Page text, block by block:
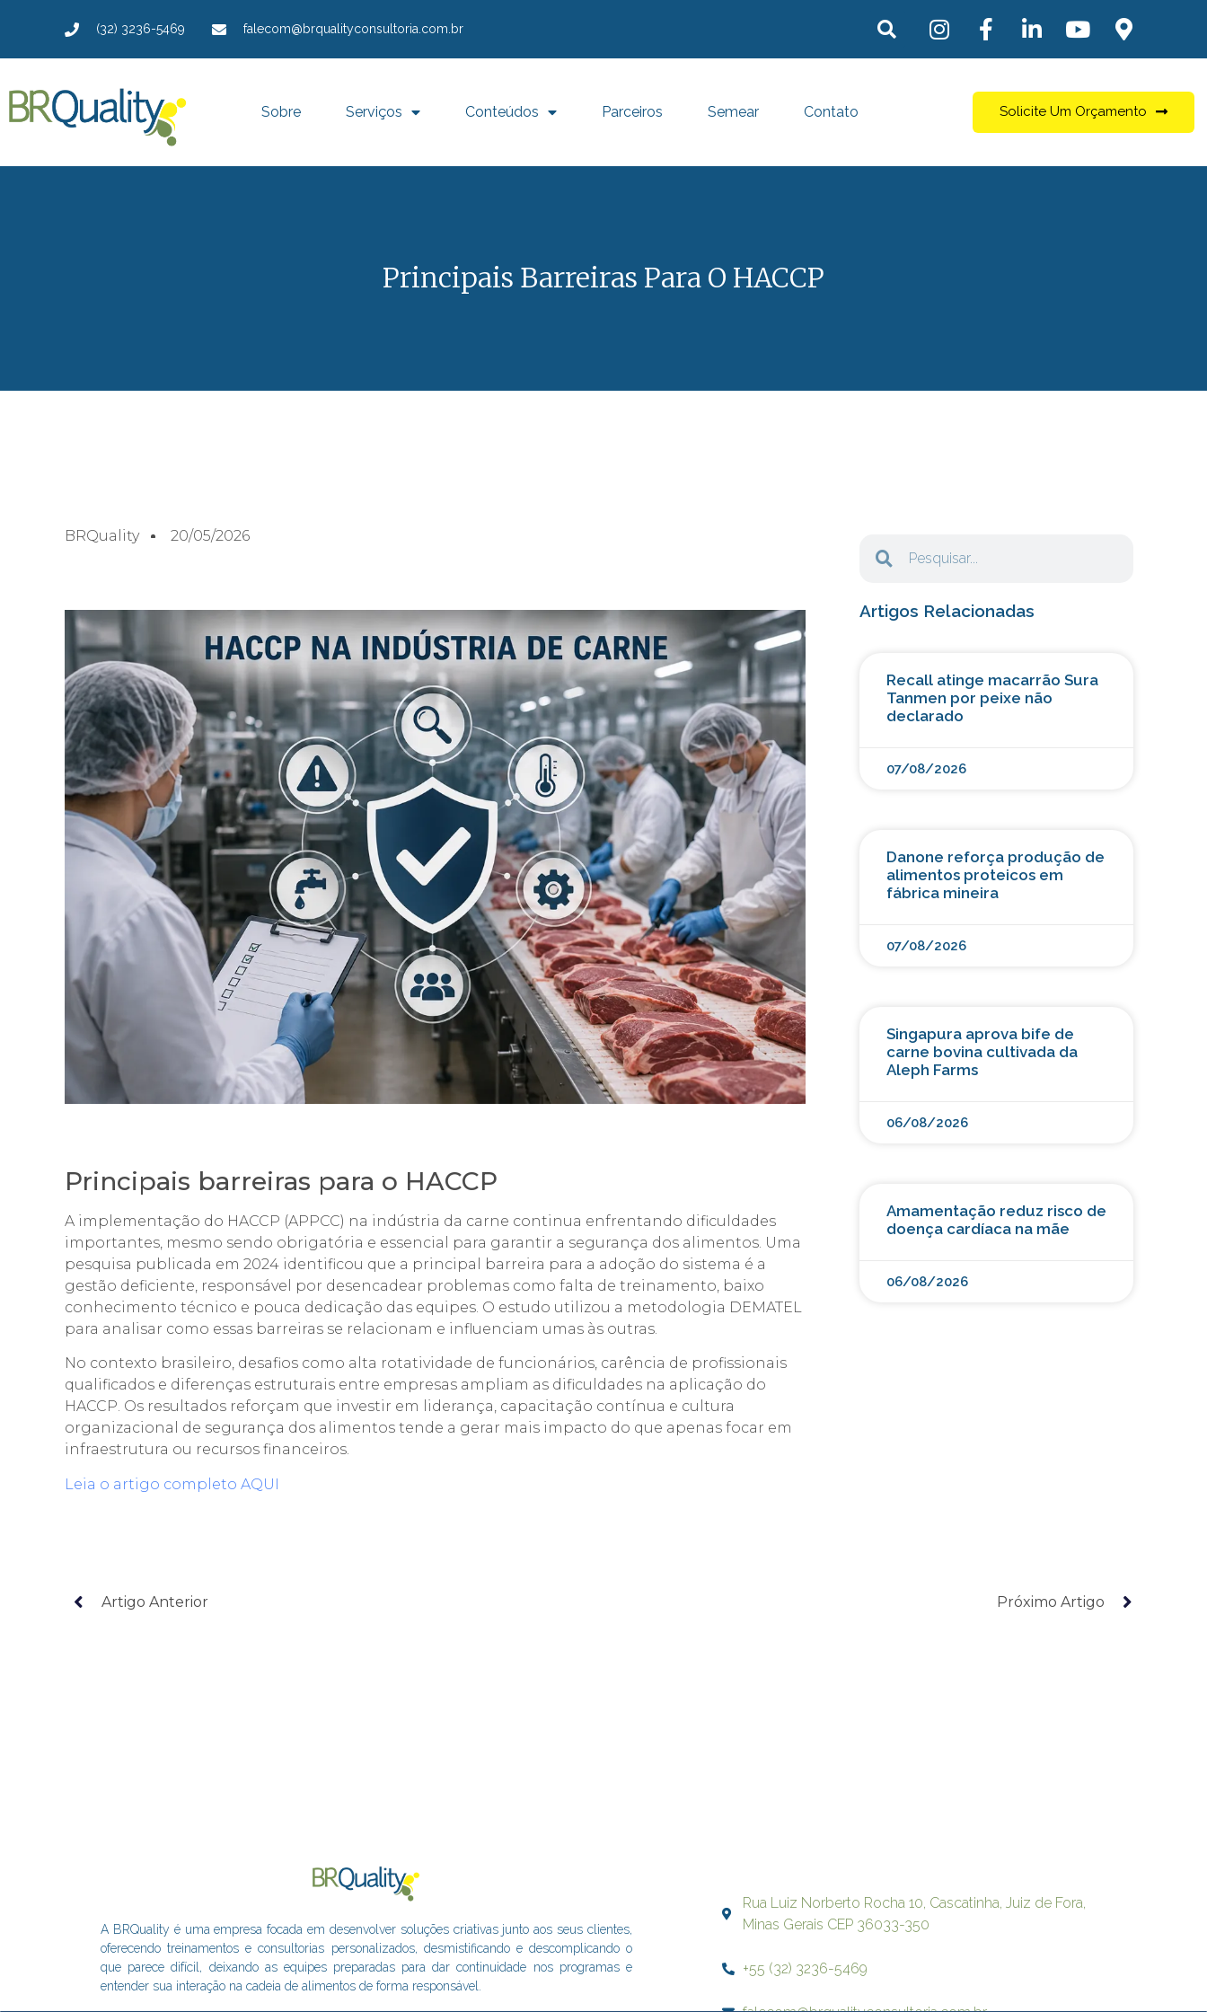
(32) 3236-5469 falecom@brqualityconsultoria.com.br
Sobre Serviços Conteúdos Parceiros Semear Contato Solicite Um Orçamento
Principais Barreiras Para O HACCP
BRQuality 20/05/2026
Principais barreiras para o HACCP
A implementação do HACCP (APPCC) na indústria da carne continua enfrentando dificuldades
importantes, mesmo sendo obrigatória e essencial para garantir a segurança dos alimentos. Uma
pesquisa publicada em 2024 identificou que a principal barreira para a adoção do sistema é a
gestão deficiente, responsável por desencadear problemas como falta de treinamento, baixo
conhecimento técnico e pouca dedicação das equipes. O estudo utilizou a metodologia DEMATEL
para analisar como essas barreiras se relacionam e influenciam umas às outras.
No contexto brasileiro, desafios como alta rotatividade de funcionários, carência de profissionais
qualificados e diferenças estruturais entre empresas ampliam as dificuldades na aplicação do
HACCP. Os resultados reforçam que investir em liderança, capacitação contínua e cultura
organizacional de segurança dos alimentos tende a gerar mais impacto do que apenas focar em
infraestrutura ou recursos financeiros.
Leia o artigo completo AQUI
Artigos Relacionadas
Recall atinge macarrão Sura
Tanmen por peixe não
declarado
07/08/2026
Danone reforça produção de
alimentos proteicos em
fábrica mineira
07/08/2026
Singapura aprova bife de
carne bovina cultivada da
Aleph Farms
06/08/2026
Amamentação reduz risco de
doença cardíaca na mãe
06/08/2026
Artigo Anterior Próximo Artigo
A BRQuality é uma empresa focada em desenvolver soluções criativas junto aos seus clientes,
oferecendo treinamentos e consultorias personalizados, desmistificando e descomplicando o
que parece difícil, deixando as equipes preparadas para dar continuidade nos programas e
entender sua interação na cadeia de alimentos de forma responsável.
Rua Luiz Norberto Rocha 10, Cascatinha, Juiz de Fora,
Minas Gerais CEP 36033-350
+55 (32) 3236-5469